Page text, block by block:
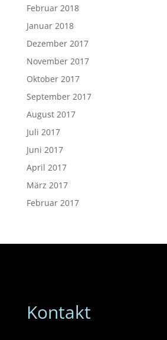
Februar 2018
Januar 2018
Dezember 2017
November 2017
Oktober 2017
September 2017
August 2017
Juli 2017
Juni 2017
April 2017
März 2017
Februar 2017
Kontakt